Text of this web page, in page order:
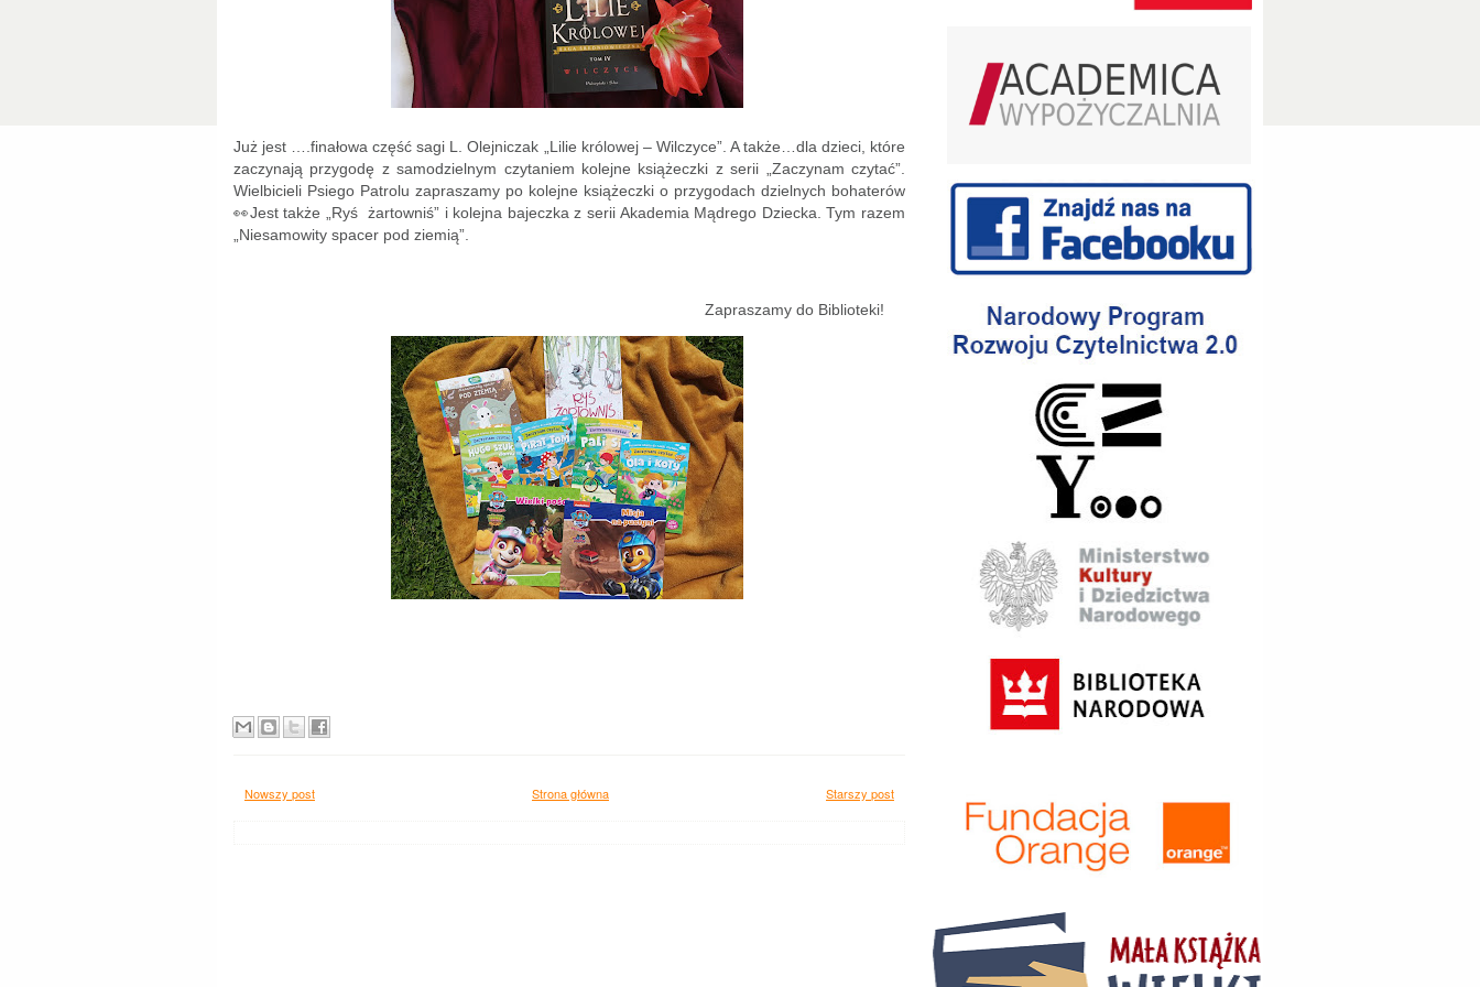
Już jest ….finałowa część sagi L. Olejniczak „Lilie królowej – Wilczyce”. A także…dla dzieci, które
zaczynają przygodę z samodzielnym czytaniem kolejne książeczki z serii „Zaczynam czytać”.
Wielbicieli Psiego Patrolu zapraszamy po kolejne książeczki o przygodach dzielnych bohaterów
👀Jest także „Ryś żartowniś” i kolejna bajeczka z serii Akademia Mądrego Dziecka. Tym razem
„Niesamowity spacer pod ziemią”.
Zapraszamy do Biblioteki!
Nowszy post Starszy post
Strona główna